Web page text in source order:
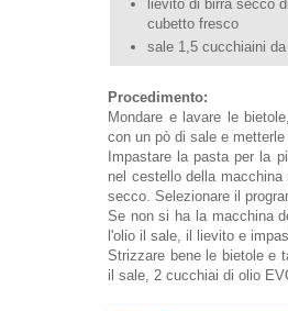
lievito di birra secco
cubetto fresco
sale 1,5 cucchiaini
Procedimento:
Mondare e lavare le
con un pò di sale e
Impastare la pasta per la
nel cestello della
secco. Selezionare il
Se non si ha la macchina
l'olio il sale, il lievito e
Strizzare bene le bietole e
il sale, 2 cucchiai di olio